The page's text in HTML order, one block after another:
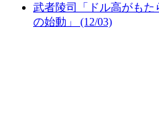
武者陵司「ドル高がも
の始動」 (12/03)